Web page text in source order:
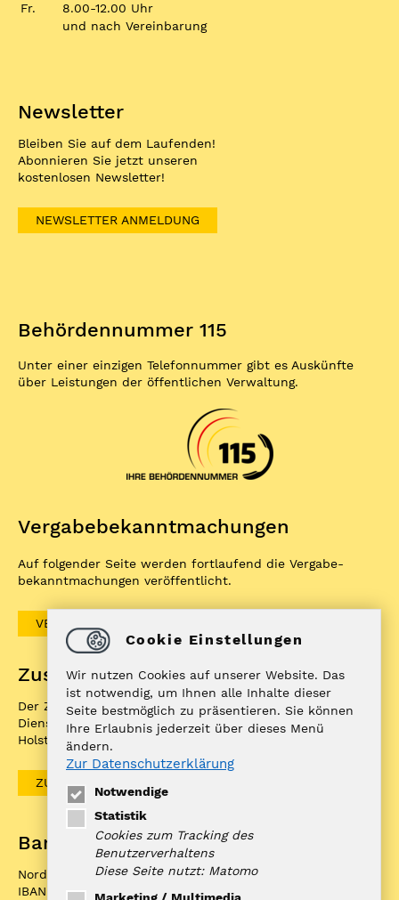
Fr.
8.00-12.00 Uhr
und nach Vereinbarung
Newsletter
Bleiben Sie auf dem Laufenden!
Abonnieren Sie jetzt unseren
kostenlosen Newsletter!
NEWSLETTER ANMELDUNG
Behördennummer 115
Unter einer einzigen Telefonnummer gibt es Auskünfte
über Leistungen der öffentlichen Verwaltung.
Vergabe­bekannt­machungen
Auf folgender Seite werden fortlaufend die Vergabe­
bekannt­machungen veröffentlicht.
VERGABEBEKANNTMACHUNGEN
Zuständigkeitenfinder
Der ZuFiSH ist ein Informations­portal rund um
Dienstleistungen, die die öffentliche Hand in Schleswig-
Holstein Ihnen als BürgerIn anbietet.
ZUFISH
Bankverbindung
Nord-Ostsee Sparkasse
IBAN: DE10 2175 0000 0070 0321 98
Cookie Einstellungen
Wir nutzen Cookies auf unserer Website. Das
ist notwendig, um Ihnen alle Inhalte dieser
Seite bestmöglich zu präsentieren. Sie können
Ihre Erlaubnis jederzeit über dieses Menü
ändern.
Zur Datenschutzerklärung
Notwendige
Statistik
Cookies zum Tracking des
Benutzerverhaltens
Diese Seite nutzt: Matomo
Marketing / Multimedia